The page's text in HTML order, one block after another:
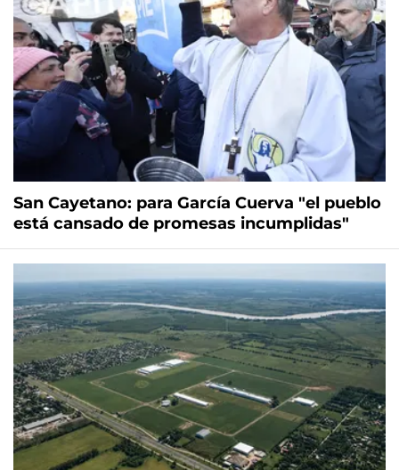
San Cayetano: para García Cuerva "el pueblo
está cansado de promesas incumplidas"